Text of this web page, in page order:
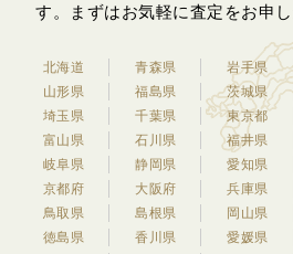
す。
まずはお気軽に査定をお申
北海道 青森県 岩手県
山形県
福島県 茨城県
埼玉県
千葉県 東京都
富山県
石川県 福井県
岐阜県
静岡県 愛知県
京都府
大阪府 兵庫県
鳥取県
島根県 岡山県
徳島県
香川県 愛媛県